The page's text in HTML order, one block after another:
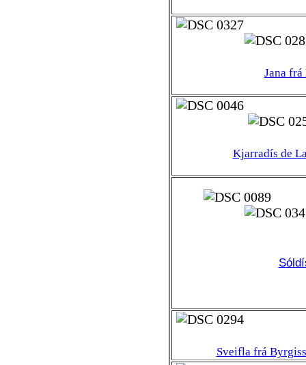
Jana
Kjarradís de
S
Sveifla frá